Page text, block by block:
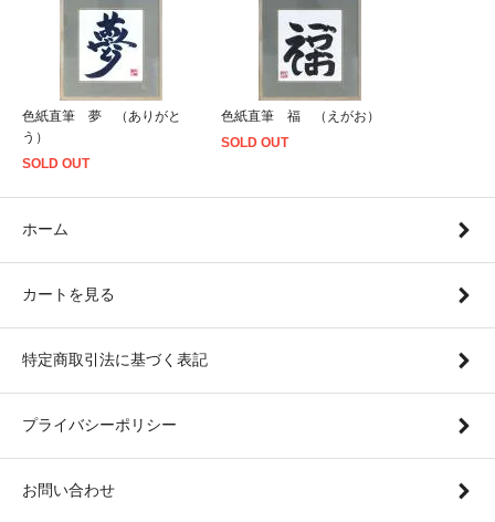
色紙直筆 夢 （ありがと
う）
SOLD OUT
色紙直筆 福 （えがお）
SOLD OUT
ホーム
カートを見る
特定商取引法に基づく表記
プライバシーポリシー
お問い合わせ